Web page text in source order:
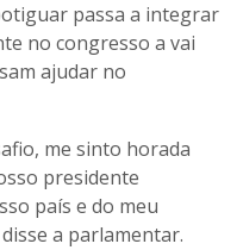
passa a integrar
no congresso a vai
ajudar no
me sinto horada
presidente
país e do meu
a parlamentar.